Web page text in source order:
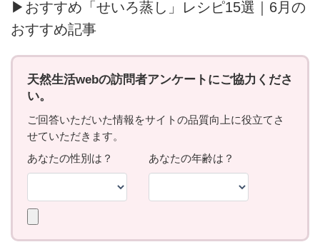
▶おすすめ「せいろ蒸し」レシピ15選｜6月の
おすすめ記事